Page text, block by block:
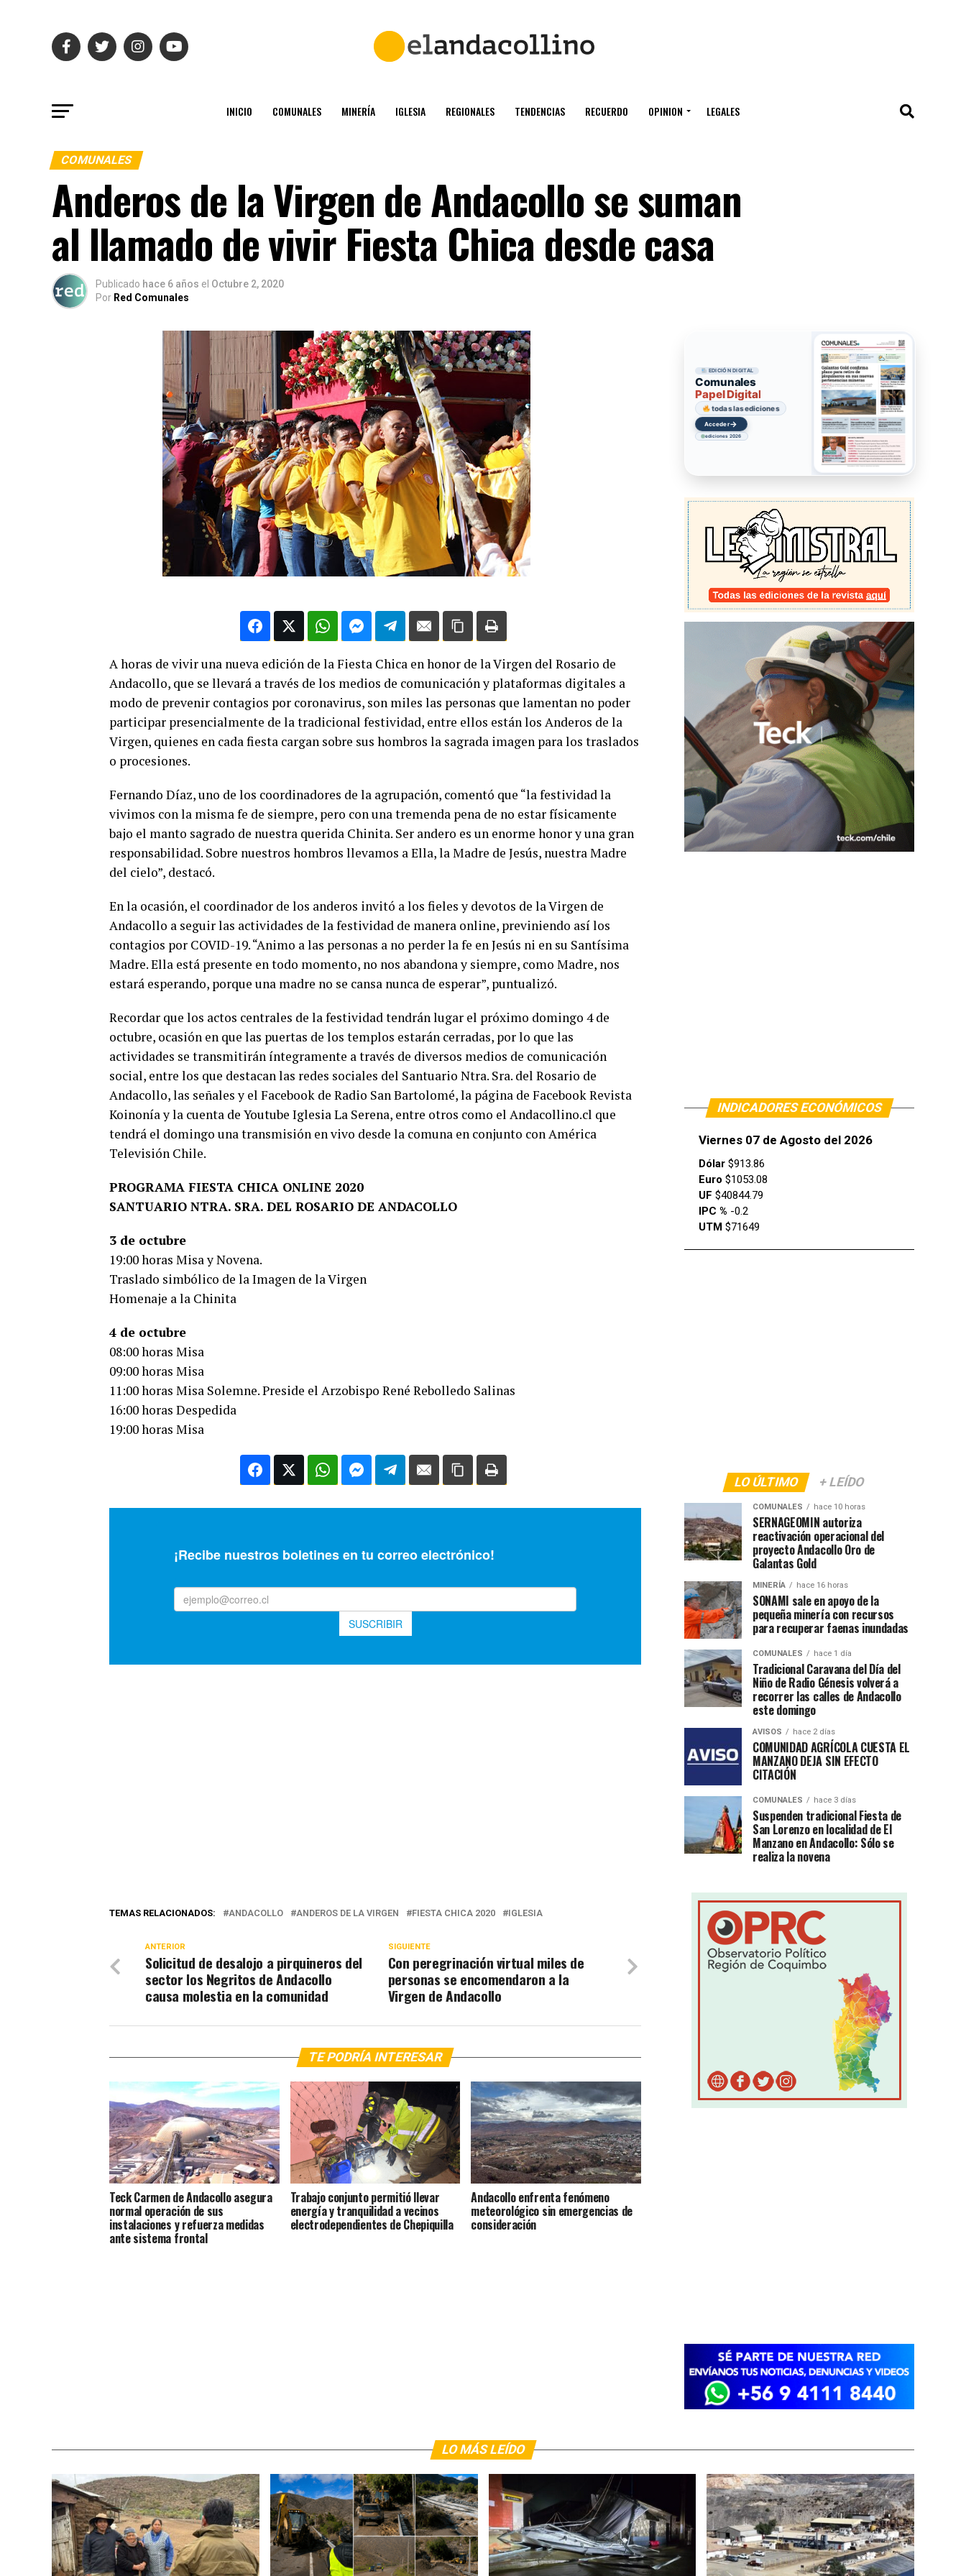
INICIO COMUNALES MINERÍA IGLESIA REGIONALES TENDENCIAS RECUERDO OPINION LEGALES
COMUNALES
Anderos de la Virgen de Andacollo se suman
al llamado de vivir Fiesta Chica desde casa
Publicado hace 6 años el Octubre 2, 2020
Por Red Comunales
A horas de vivir una nueva edición de la Fiesta Chica en honor de la Virgen del Rosario de
Andacollo, que se llevará a través de los medios de comunicación y plataformas digitales a
modo de prevenir contagios por coronavirus, son miles las personas que lamentan no poder
participar presencialmente de la tradicional festividad, entre ellos están los Anderos de la
Virgen, quienes en cada fiesta cargan sobre sus hombros la sagrada imagen para los traslados
o procesiones.
Fernando Díaz, uno de los coordinadores de la agrupación, comentó que “la festividad la
vivimos con la misma fe de siempre, pero con una tremenda pena de no estar físicamente
bajo el manto sagrado de nuestra querida Chinita. Ser andero es un enorme honor y una gran
responsabilidad. Sobre nuestros hombros llevamos a Ella, la Madre de Jesús, nuestra Madre
del cielo”, destacó.
En la ocasión, el coordinador de los anderos invitó a los fieles y devotos de la Virgen de
Andacollo a seguir las actividades de la festividad de manera online, previniendo así los
contagios por COVID-19. “Animo a las personas a no perder la fe en Jesús ni en su Santísima
Madre. Ella está presente en todo momento, no nos abandona y siempre, como Madre, nos
estará esperando, porque una madre no se cansa nunca de esperar”, puntualizó.
Recordar que los actos centrales de la festividad tendrán lugar el próximo domingo 4 de
octubre, ocasión en que las puertas de los templos estarán cerradas, por lo que las
actividades se transmitirán íntegramente a través de diversos medios de comunicación
social, entre los que destacan las redes sociales del Santuario Ntra. Sra. del Rosario de
Andacollo, las señales y el Facebook de Radio San Bartolomé, la página de Facebook Revista
Koinonía y la cuenta de Youtube Iglesia La Serena, entre otros como el Andacollino.cl que
tendrá el domingo una transmisión en vivo desde la comuna en conjunto con América
Televisión Chile.
PROGRAMA FIESTA CHICA ONLINE 2020
SANTUARIO NTRA. SRA. DEL ROSARIO DE ANDACOLLO
3 de octubre
19:00 horas Misa y Novena.
Traslado simbólico de la Imagen de la Virgen
Homenaje a la Chinita
4 de octubre
08:00 horas Misa
09:00 horas Misa
11:00 horas Misa Solemne. Preside el Arzobispo René Rebolledo Salinas
16:00 horas Despedida
19:00 horas Misa
TEMAS RELACIONADOS: ANDACOLLO ANDEROS DE LA VIRGEN FIESTA CHICA 2020 IGLESIA
SIGUIENTE
Con peregrinación virtual miles de
personas se encomendaron a la
Virgen de Andacollo
ANTERIOR
Solicitud de desalojo a pirquineros del
sector los Negritos de Andacollo
causa molestia en la comunidad
TE PODRÍA INTERESAR
Teck Carmen de Andacollo asegura
normal operación de sus
instalaciones y refuerza medidas
ante sistema frontal
Trabajo conjunto permitió llevar
energía y tranquilidad a vecinos
electrodependientes de Chepiquilla
Andacollo enfrenta fenómeno
meteorológico sin emergencias de
consideración
EDICIÓN DIGITAL
Comunales
Papel Digital
todas las ediciones
Acceder→
ediciones 2026
INDICADORES ECONÓMICOS
Viernes 07 de Agosto del 2026
Dólar $913.86
Euro $1053.08
UF $40844.79
IPC % -0.2
UTM $71649
LO ÚLTIMO + LEÍDO
COMUNALES hace 10 horas
SERNAGEOMIN autoriza
reactivación operacional del
proyecto Andacollo Oro de
Galantas Gold
MINERÍA hace 16 horas
SONAMI sale en apoyo de la
pequeña minería con recursos
para recuperar faenas inundadas
COMUNALES hace 1 día
Tradicional Caravana del Día del
Niño de Radio Génesis volverá a
recorrer las calles de Andacollo
este domingo
AVISOS hace 2 días
COMUNIDAD AGRÍCOLA CUESTA EL
MANZANO DEJA SIN EFECTO
CITACIÓN
COMUNALES hace 3 días
Suspenden tradicional Fiesta de
San Lorenzo en localidad de El
Manzano en Andacollo: Sólo se
realiza la novena
LO MÁS LEÍDO